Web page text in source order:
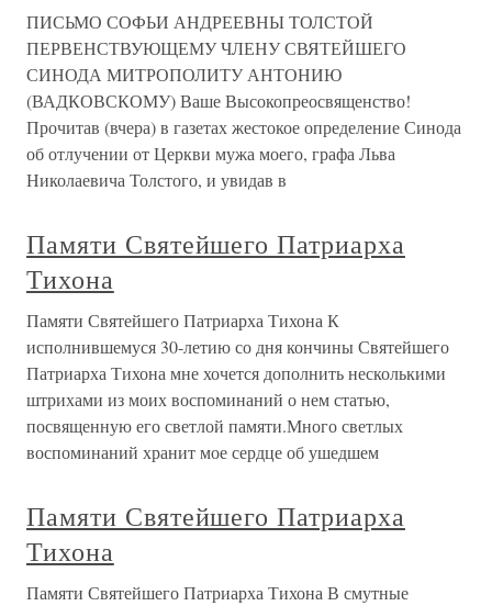
ПИСЬМО СОФЬИ АНДРЕЕВНЫ ТОЛСТОЙ
ПЕРВЕНСТВУЮЩЕМУ ЧЛЕНУ СВЯТЕЙШЕГО
СИНОДА МИТРОПОЛИТУ АНТОНИЮ
(ВАДКОВСКОМУ) Ваше Высокопреосвященство!
Прочитав (вчера) в газетах жестокое определение Синода
об отлучении от Церкви мужа моего, графа Льва
Николаевича Толстого, и увидав в
Памяти Святейшего Патриарха
Тихона
Памяти Святейшего Патриарха Тихона К
исполнившемуся 30-летию со дня кончины Святейшего
Патриарха Тихона мне хочется дополнить несколькими
штрихами из моих воспоминаний о нем статью,
посвященную его светлой памяти.Много светлых
воспоминаний хранит мое сердце об ушедшем
Памяти Святейшего Патриарха
Тихона
Памяти Святейшего Патриарха Тихона В смутные